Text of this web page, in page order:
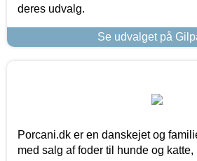
deres udvalg.
Se udvalget på
Porcani.dk er en danskejet og
med salg af foder til hunde og